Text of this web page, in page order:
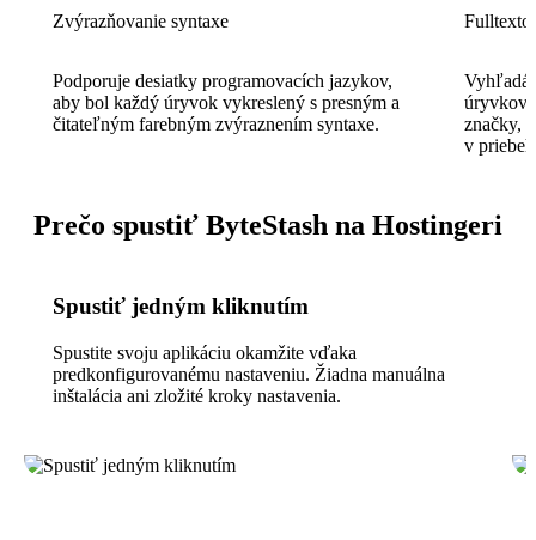
Zvýrazňovanie syntaxe
Podporuje desiatky programovacích jazykov,
aby bol každý úryvok vykreslený s presným a
čitateľným farebným zvýraznením syntaxe.
úryvkov
značky,
v
Prečo spustiť ByteStash na Hostingeri
Spustiť jedným kliknutím
Spustite svoju aplikáciu okamžite vďaka
predkonfigurovanému nastaveniu. Žiadna manuálna
inštalácia ani zložité kroky nastavenia.